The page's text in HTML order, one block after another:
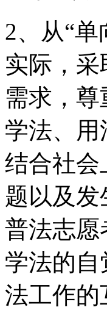
2、从“
实际，
需求，
学法、
结合社会
题以及发
普法志愿
学法的
法工作的